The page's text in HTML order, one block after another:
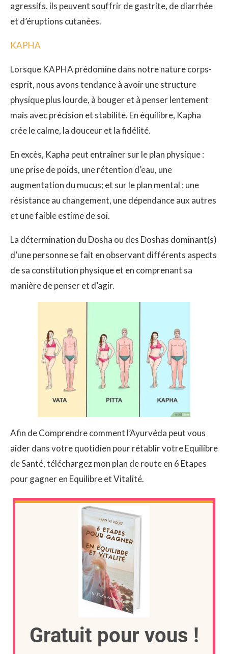
agressifs, ils peuvent souffrir de gastrite, de diarrhée
et d’éruptions cutanées.
KAPHA
Lorsque KAPHA prédomine dans notre nature corps-
esprit, nous avons tendance à avoir une structure
physique plus lourde, à bouger et à penser lentement
mais avec précision et stabilité. En équilibre, Kapha
crée le calme, la douceur et la fidélité.
En excès, Kapha peut entraîner sur le plan physique :
une prise de poids, une rétention d’eau, une
augmentation du mucus; et sur le plan mental : une
résistance au changement, une dépendance aux autres
et une faible estime de soi.
La détermination du Dosha ou des Doshas dominant(s)
d’une personne se fait en observant différents aspects
de sa constitution physique et en comprenant sa
manière de penser et d’agir.
Afin de Comprendre comment l’Ayurvéda peut vous
aider dans votre quotidien pour rétablir votre Equilibre
de Santé, téléchargez mon plan de route en 6 Etapes
pour gagner en Equilibre et Vitalité.